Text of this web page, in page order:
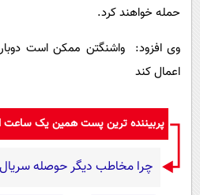
حمله خواهند کرد.
وی افزود: واشنگتن ممکن است
اعمال کند
پربیننده ترین پست همین یک ساعت
چرا مخاطب دیگر حوصله سریال 30 قسمتی ندارد؟